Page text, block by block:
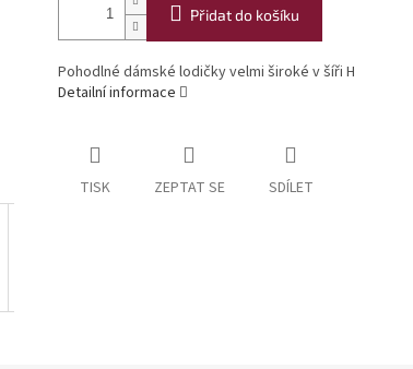
Přidat do košíku
Pohodlné dámské lodičky velmi široké v šíři H
Detailní informace
TISK ZEPTAT SE SDÍLET